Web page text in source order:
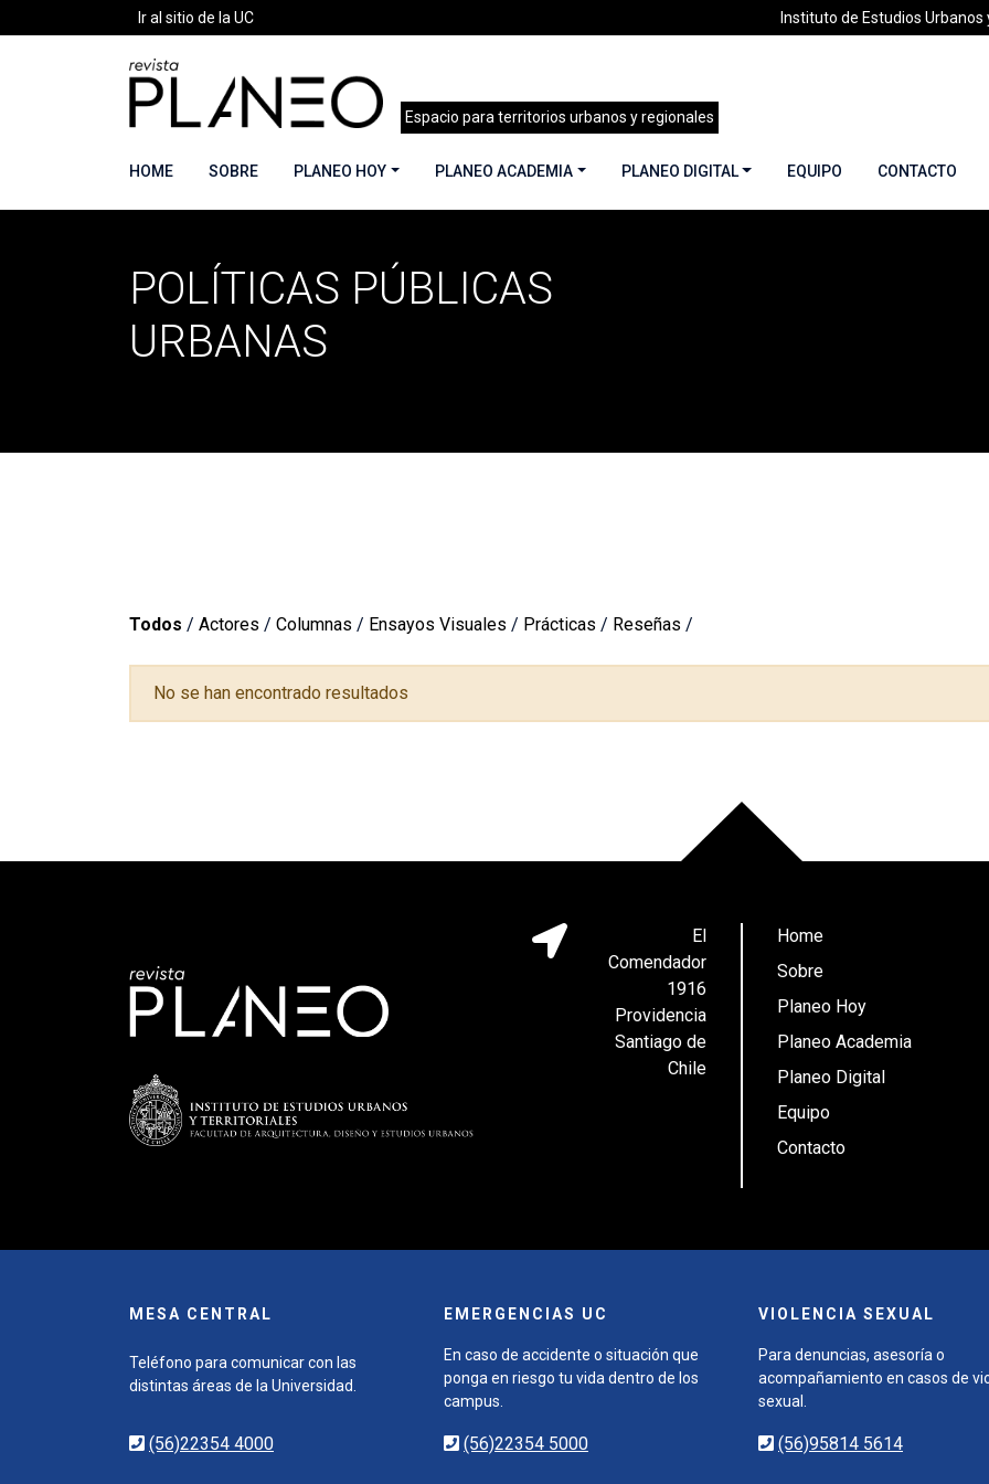
Ir al sitio de la UC Instituto de Estudios Urbanos
Espacio para territorios urbanos y regionales
HOME SOBRE PLANEO HOY PLANEO ACADEMIA PLANEO DIGITAL EQUIPO CONTACTO
Portada » Políticas Públicas Urbanas
POLÍTICAS PÚBLICAS
URBANAS
Todos / Actores / Columnas / Ensayos Visuales / Prácticas / Reseñas /
No se han encontrado resultados
El
Comendador
1916
Providencia
Santiago de
Chile
Home
Sobre
Planeo Hoy
Planeo Academia
Planeo Digital
Equipo
Contacto
MESA CENTRAL
Teléfono para comunicar con las
distintas áreas de la Universidad.
(56)22354 4000
EMERGENCIAS UC
En caso de accidente o situación que
ponga en riesgo tu vida dentro de los
campus.
(56)22354 5000
VIOLENCIA SEXUAL
Para denuncias, asesoría o
acompañamiento en casos de
sexual.
(56)95814 5614